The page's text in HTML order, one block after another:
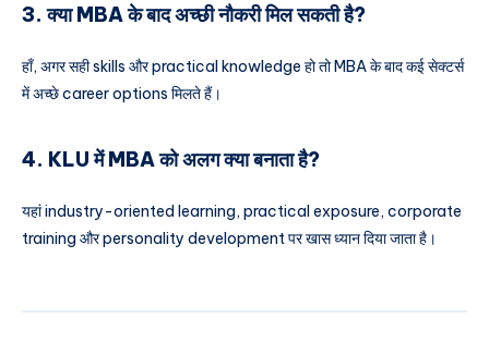
3. क्या MBA के बाद अच्छी नौकरी मिल सकती है?
हाँ, अगर सही skills और practical knowledge हो तो MBA के बाद कई सेक्टर्स
में अच्छे career options मिलते हैं।
4. KLU में MBA को अलग क्या बनाता है?
यहां industry-oriented learning, practical exposure, corporate
training और personality development पर खास ध्यान दिया जाता है।